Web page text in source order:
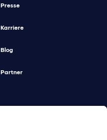
Presse
Karriere
Blog
Partner